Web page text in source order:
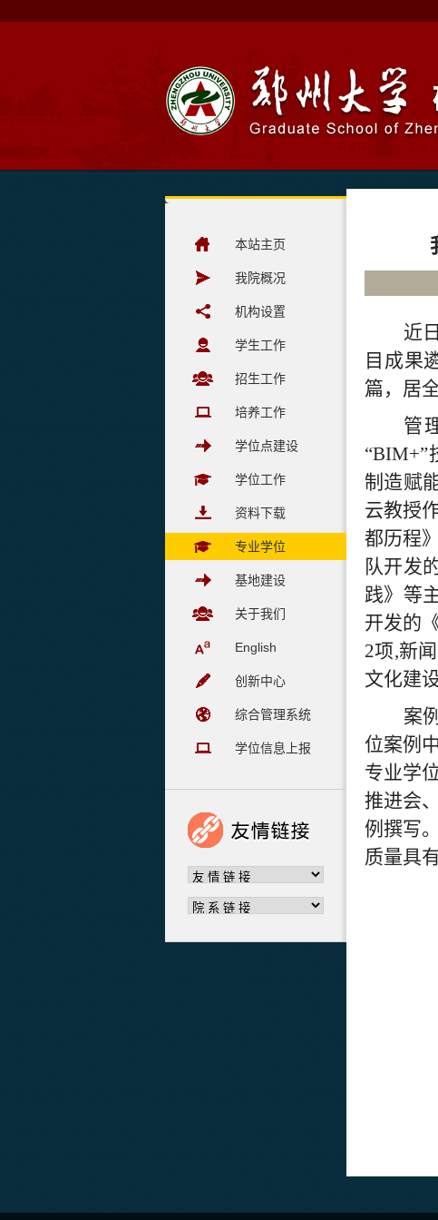
本站主页
我院概况
机构设置
学生工作
招生工作
培养工作
学位点建设
学位工作
资料下载
专业学位
基地建设
关于我们
English
创新中心
综合管理系统
学位信息上报
近
目成果
篇，居
管
“BIM+”
制造赋
云教授
都历程
队开发
践》等
开发的
2项,新
文化建
案
位案例
专业学
推进会
例撰写。
质量具